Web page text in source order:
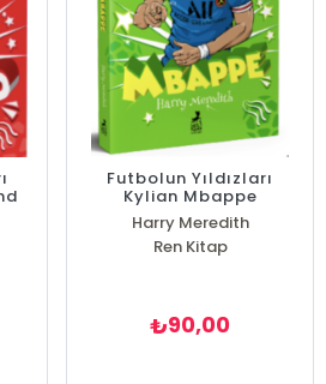
Futbolun Yıldızları
Kylian Mbappe
Harry Meredith
Ren Kitap
₺90,00